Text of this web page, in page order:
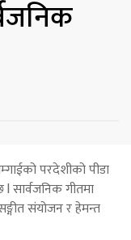
परदेशीको पीडा
सार्वजनिक गीतमा
संयोजन र हेमन्त